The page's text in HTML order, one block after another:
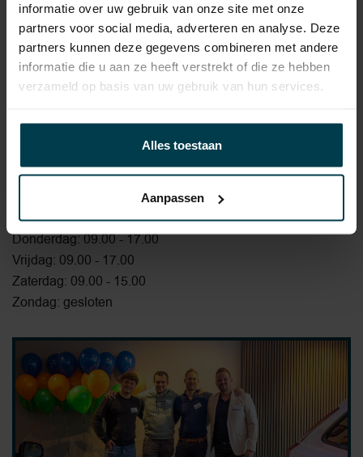
informatie over uw gebruik van onze site met onze
partners voor social media, adverteren en analyse. Deze
partners kunnen deze gegevens combineren met andere
informatie die u aan ze heeft verstrekt of die ze hebben
verzameld op basis van uw gebruik van hun services.
Alles toestaan
Aanpassen
+31297224549
Nijverheidsweg 17-O,
3641 RP Mijdrecht
Maandag: 09.00 - 17.00
Dinsdag: 09.00 - 17.00
Woensdag: 09.00 - 17.00
Donderdag: 09.00 - 17.00
Vrijdag: 09.00 - 17.00
Zaterdag: 09.00 - 15.00
Zondag: gesloten